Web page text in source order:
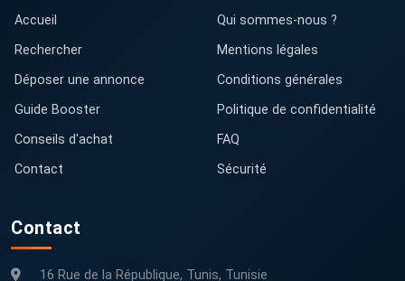
Accueil
Rechercher
Déposer une annonce
Guide Booster
Conseils d'achat
Contact
Qui sommes-nous ?
Mentions légales
Conditions générales
Politique de confidentialité
FAQ
Sécurité
Contact
16 Rue de la République, Tunis, Tunisie